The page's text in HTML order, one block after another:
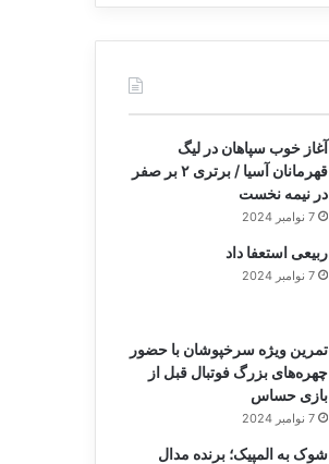
آغاز خوب سپاهان در لیگ
قهرمانان آسیا / برتری ۲ بر صفر
در نیمه نخست
7 نوامبر 2024
ربیعی استعفا داد
7 نوامبر 2024
تمرین ویژه سرخپوشان با حضور
چهره‌های بزرگ فوتبال قبل از
بازی حساس
7 نوامبر 2024
شوک به المپیک؛ برنده مدال